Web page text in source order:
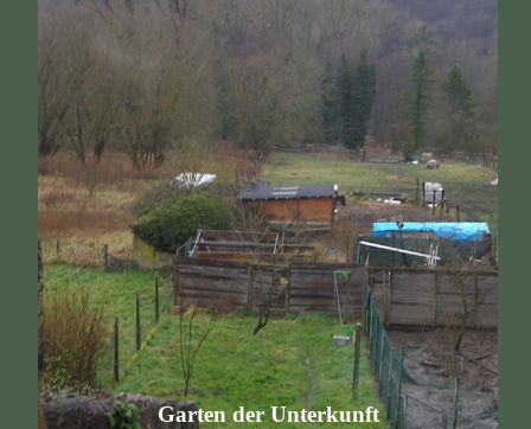
Garten der Unterkunft